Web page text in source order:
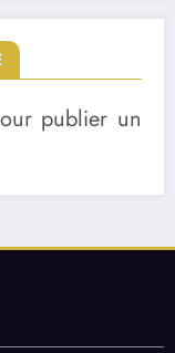
publier un